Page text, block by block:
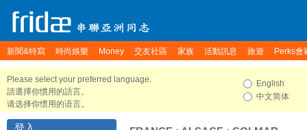
新聞&特寫 時尚娛樂 Money 交友社區 家族 活動訊息 旅遊 Perks會
Please select your preferred language.
請選擇你慣用的語言。
请选择你惯用的语言。
English
中文简体